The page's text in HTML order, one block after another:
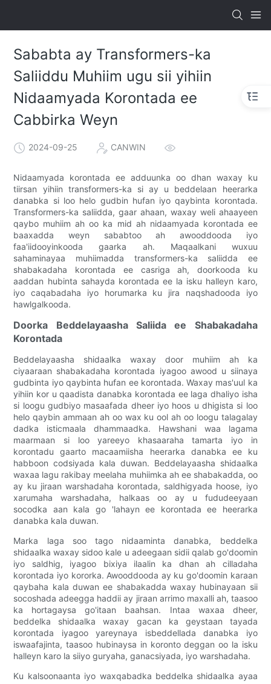
Sababta ay Transformers-ka
Saliiddu Muhiim ugu sii yihiin
Nidaamyada Korontada ee
Cabbirka Weyn
2024-09-25 CANWIN
Nidaamyada korontada ee adduunka oo dhan waxay ku
tiirsan yihiin transformers-ka si ay u beddelaan heerarka
danabka si loo helo gudbin hufan iyo qaybinta korontada.
Transformers-ka saliidda, gaar ahaan, waxay weli ahaayeen
qaybo muhiim ah oo ka mid ah nidaamyada korontada ee
baaxadda weyn sababtoo ah awooddooda iyo
faa'iidooyinkooda gaarka ah. Maqaalkani wuxuu
sahaminayaa muhiimadda transformers-ka saliidda ee
shabakadaha korontada ee casriga ah, doorkooda ku
aaddan hubinta sahayda korontada ee la isku halleyn karo,
iyo caqabadaha iyo horumarka ku jira naqshadooda iyo
hawlgalkooda.
Doorka Beddelayaasha Saliida ee Shabakadaha
Korontada
Beddelayaasha shidaalka waxay door muhiim ah ka
ciyaaraan shabakadaha korontada iyagoo awood u siinaya
gudbinta iyo qaybinta hufan ee korontada. Waxay mas'uul ka
yihiin kor u qaadista danabka korontada ee laga dhaliyo isha
si loogu gudbiyo masaafada dheer iyo hoos u dhigista si loo
helo qaybin ammaan ah oo wax ku ool ah oo loogu talagalay
dadka isticmaala dhammaadka. Hawshani waa lagama
maarmaan si loo yareeyo khasaaraha tamarta iyo in
korontadu gaarto macaamiisha heerarka danabka ee ku
habboon codsiyada kala duwan. Beddelayaasha shidaalka
waxaa lagu rakibay meelaha muhiimka ah ee shabakadda, oo
ay ku jiraan warshadaha korontada, saldhigyada hoose, iyo
xarumaha warshadaha, halkaas oo ay u fududeeyaan
socodka aan kala go 'lahayn ee korontada ee heerarka
danabka kala duwan.
Marka laga soo tago nidaaminta danabka, beddelka
shidaalka waxay sidoo kale u adeegaan sidii qalab go'doomin
iyo saldhig, iyagoo bixiya ilaalin ka dhan ah cilladaha
korontada iyo kororka. Awooddooda ay ku go'doomin karaan
qaybaha kala duwan ee shabakadda waxay hubinayaan sii
socoshada adeegga haddii ay jiraan arrimo maxalli ah, taasoo
ka hortagaysa go'itaan baahsan. Intaa waxaa dheer,
beddelka shidaalka waxay gacan ka geystaan ​​​​tayada
korontada iyagoo yareynaya isbeddellada danabka iyo
iswaafajinta, taasoo hubinaysa in koronto deggan oo la isku
halleyn karo la siiyo guryaha, ganacsiyada, iyo warshadaha.
Ku kalsoonaanta iyo waxqabadka beddelka shidaalka ayaa